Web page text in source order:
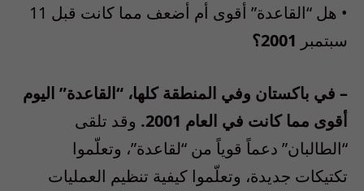
• هل “القاعدة” أقوى أم أضعف مما كانت قبل 11
سبتمبر 2001؟
– في باكستان وفي المنطقة كلها، “القاعدة” اليوم
أقوى مما كانت في العام 2001.
وقد تلقى
“الطالبان” دعماً قوياً من “لقاعدة”، وتعلّموا
تكتيكات جديدة، وتعلّموا كيفية تنظيم العمليات